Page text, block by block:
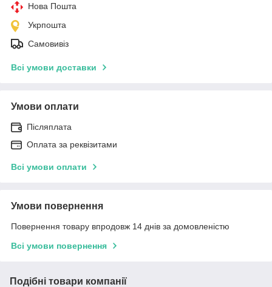
Нова Пошта
Укрпошта
Самовивіз
Всі умови доставки
Умови оплати
Післяплата
Оплата за реквізитами
Всі умови оплати
Умови повернення
Повернення товару впродовж 14 днів за домовленістю
Всі умови повернення
Подібні товари компанії